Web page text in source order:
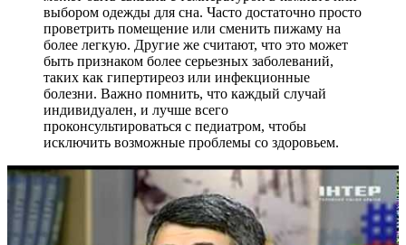
выбором одежды для сна. Часто достаточно просто
проветрить помещение или сменить пижаму на
более легкую. Другие же считают, что это может
быть признаком более серьезных заболеваний,
таких как гипертиреоз или инфекционные
болезни. Важно помнить, что каждый случай
индивидуален, и лучше всего
проконсультироваться с педиатром, чтобы
исключить возможные проблемы со здоровьем.